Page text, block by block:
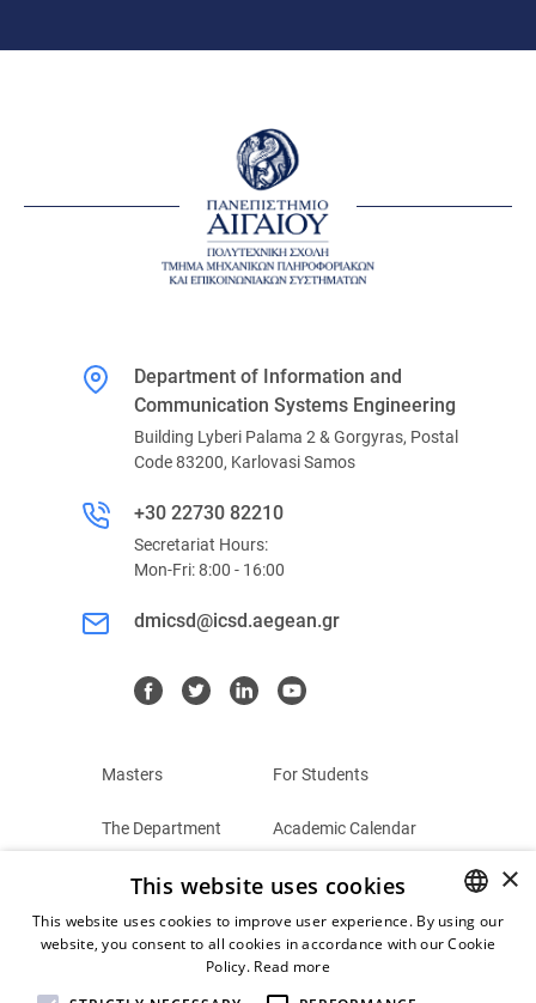
Department of Information and
Communication Systems Engineering
Building Lyberi Palama 2 & Gorgyras, Postal
Code 83200, Karlovasi Samos
+30 22730 82210
Secretariat Hours:
Mon-Fri: 8:00 - 16:00
dmicsd@icsd.aegean.gr
Masters
The Department
Summer Schools
For Students
Academic Calendar
Terms and Conditions
Privacy Policy GREEK
×
This website uses cookies
This website uses cookies to improve user experience. By using our
website, you consent to all cookies in accordance with our Cookie
Policy. Read more